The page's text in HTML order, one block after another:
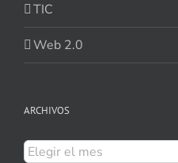
TIC
Web 2.0
ARCHIVOS
Archivos